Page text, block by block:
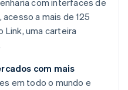
com interfaces de
a mais de 125
Link, uma carteira
com mais
em todo o mundo e